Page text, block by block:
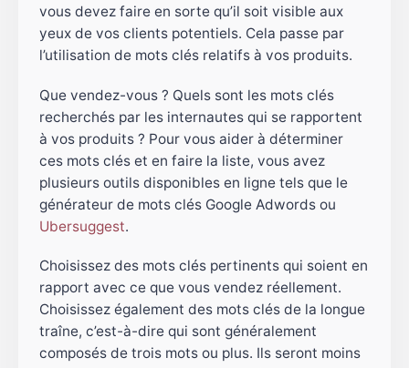
vous devez faire en sorte qu’il soit visible aux
yeux de vos clients potentiels. Cela passe par
l’utilisation de mots clés relatifs à vos produits.
Que vendez-vous ? Quels sont les mots clés
recherchés par les internautes qui se rapportent
à vos produits ? Pour vous aider à déterminer
ces mots clés et en faire la liste, vous avez
plusieurs outils disponibles en ligne tels que le
générateur de mots clés Google Adwords ou
Ubersuggest.
Choisissez des mots clés pertinents qui soient en
rapport avec ce que vous vendez réellement.
Choisissez également des mots clés de la longue
traîne, c’est-à-dire qui sont généralement
composés de trois mots ou plus. Ils seront moins